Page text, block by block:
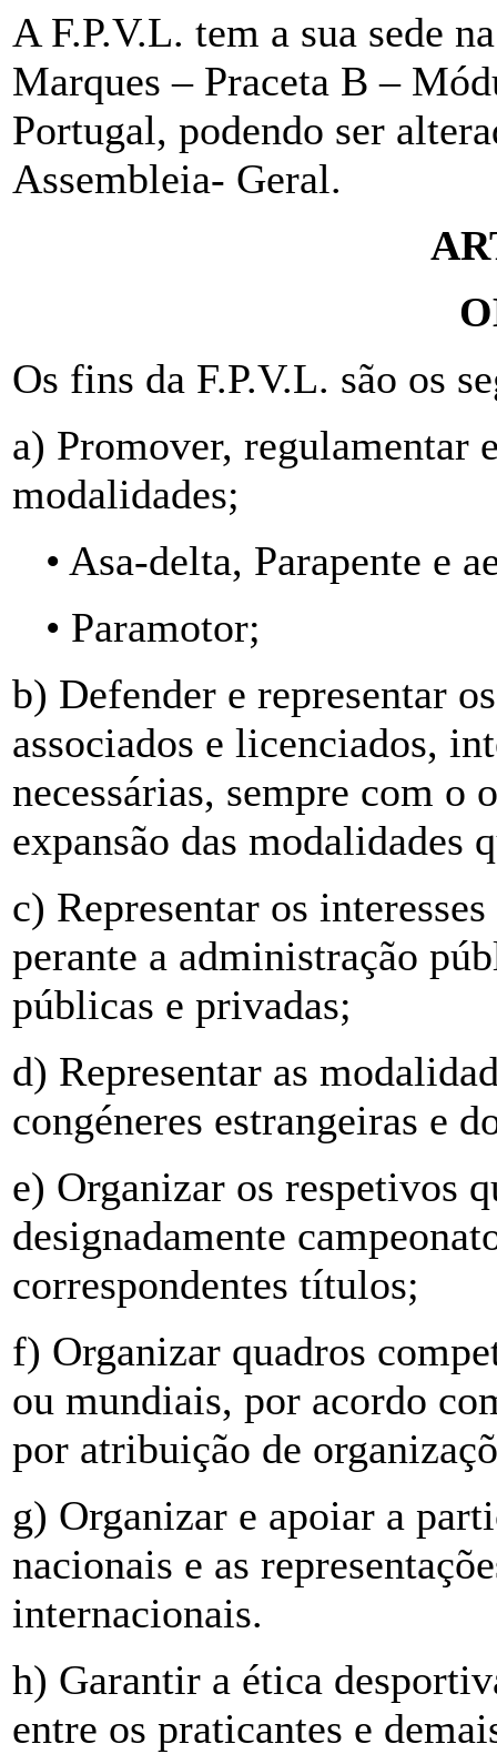
A F.P.V.L. tem a sua sede
Marques – Praceta B –
Portugal, podendo ser
Assembleia- Geral.
Os fins da F.P.V.L. são os
a) Promover, regulamentar
modalidades;
• Asa-delta, Parapente e
• Paramotor;
b) Defender e representar
associados e licenciados,
necessárias, sempre com o
expansão das modalidades
c) Representar os
perante a administração
públicas e privadas;
d) Representar as
congéneres estrangeiras e
e) Organizar os respetivos
designadamente
correspondentes títulos;
f) Organizar quadros
ou mundiais, por acordo
por atribuição de
g) Organizar e apoiar a
nacionais e as
internacionais.
h) Garantir a ética
entre os praticantes e